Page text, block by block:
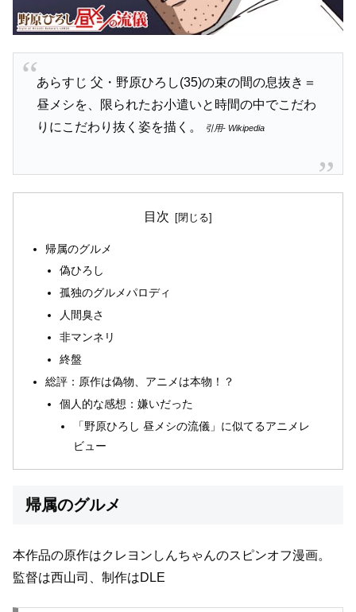
あらすじ 父・野原ひろし(35)の束の間の息抜き＝
昼メシを、限られたお小遣いと時間の中でこだわ
りにこだわり抜く姿を描く。
引用- Wikipedia
目次
帰属のグルメ
偽ひろし
孤独のグルメパロディ
人間臭さ
非マンネリ
終盤
総評：原作は偽物、アニメは本物！？
個人的な感想：嫌いだった
「野原ひろし 昼メシの流儀」に似てるアニメレ
ビュー
帰属のグルメ
本作品の原作はクレヨンしんちゃんのスピンオフ漫画。
監督は西山司、制作はDLE